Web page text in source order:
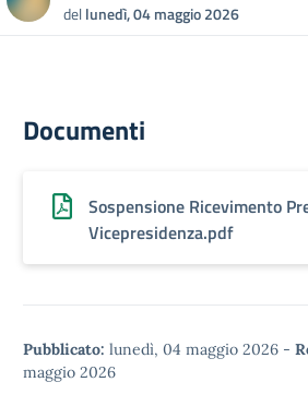
dellunedì, 04 maggio 2026
Documenti
Sospensione Ricevimento
Vicepresidenza.pdf
Pubblicato: lunedì, 04 maggio 2026 -
maggio 2026